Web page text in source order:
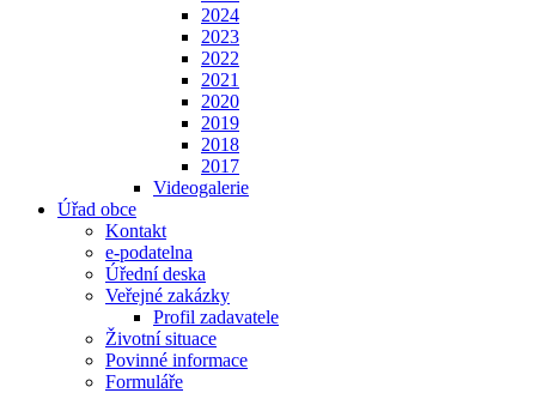
2024
2023
2022
2021
2020
2019
2018
2017
Videogalerie
Úřad obce
Kontakt
e-podatelna
Úřední deska
Veřejné zakázky
Profil zadavatele
Životní situace
Povinné informace
Formuláře